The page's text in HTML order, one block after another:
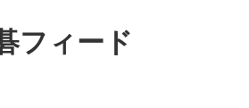
フィード